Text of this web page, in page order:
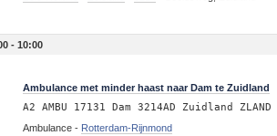
- 10:00
Ambulance met minder haast naar Dam te Zuidland
A2 AMBU 17131 Dam 3214AD Zuidland
Ambulance - Rotterdam-Rijnmond